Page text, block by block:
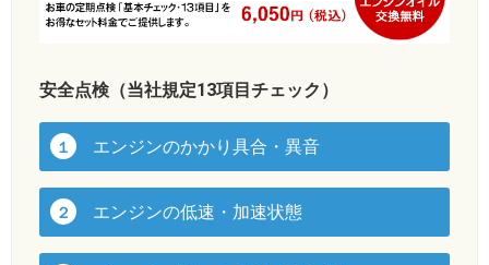
安全点検（当社規定13項目チェック）
１ エンジンのかかり具合・異音
２ エンジンの低速・加速状態